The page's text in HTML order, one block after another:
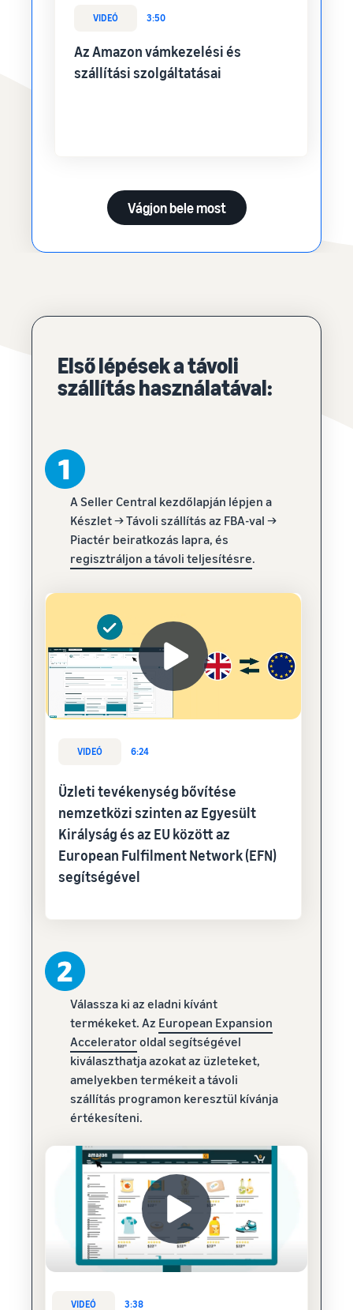
VIDEÓ 3:50
Az Amazon vámkezelési és
szállítási szolgáltatásai
Vágjon bele most
Első lépések a távoli
szállítás használatával:
A Seller Central kezdőlapján lépjen a
Készlet → Távoli szállítás az FBA-val →
Piactér beiratkozás lapra, és
regisztráljon a távoli teljesítésre.
VIDEÓ 6:24
Üzleti tevékenység bővítése
nemzetközi szinten az Egyesült
Királyság és az EU között az
European Fulfilment Network (EFN)
segítségével
Válassza ki az eladni kívánt
termékeket. Az European Expansion
Accelerator oldal segítségével
kiválaszthatja azokat az üzleteket,
amelyekben termékeit a távoli
szállítás programon keresztül kívánja
értékesíteni.
VIDEÓ 3:38